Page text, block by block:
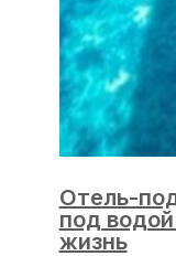
Отель-
под
жизнь